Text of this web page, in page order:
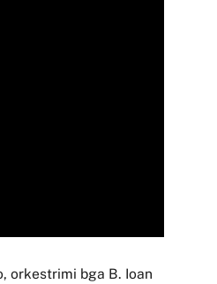
orkestrimi bga B. Ioan